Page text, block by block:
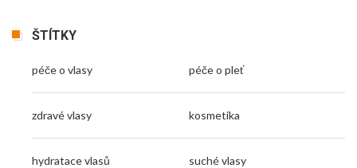
ŠTÍTKY
péče o vlasy péče o pleť
zdravé vlasy kosmetika
hydratace vlasů suché vlasy